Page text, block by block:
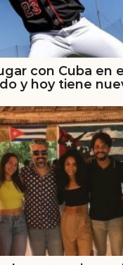
con Cuba en
y hoy tiene